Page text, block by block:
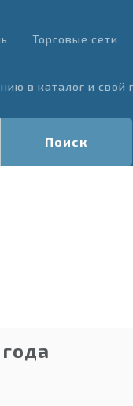
Торговые сети
в каталог и свой
Поиск